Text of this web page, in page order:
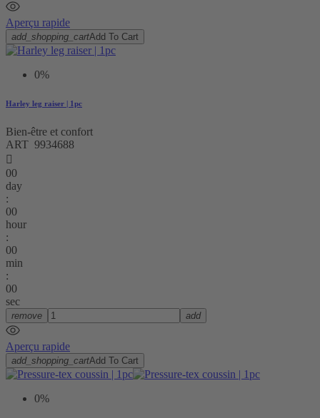
Aperçu rapide
add_shopping_cartAdd To Cart
0%
Harley leg raiser | 1pc
Bien-être et confort
ART 9934688

00
day
:
00
hour
:
00
min
:
00
sec
remove add
Aperçu rapide
add_shopping_cartAdd To Cart
0%